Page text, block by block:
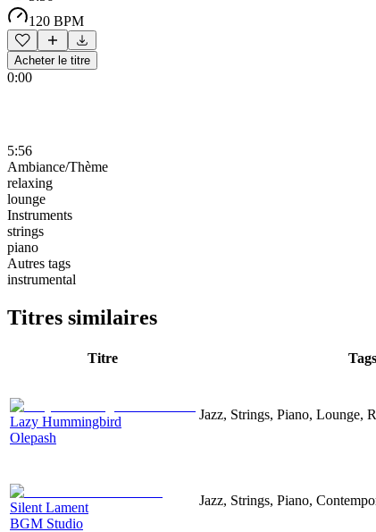
120 BPM
Acheter le titre
0:00
5:56
Ambiance/Thème
relaxing
lounge
Instruments
strings
piano
Autres tags
instrumental
Titres similaires
Titre Tags
Lazy Hummingbird
Olepash
Jazz, Strings, Piano, Lounge,
Silent Lament
BGM Studio
Jazz, Strings, Piano,